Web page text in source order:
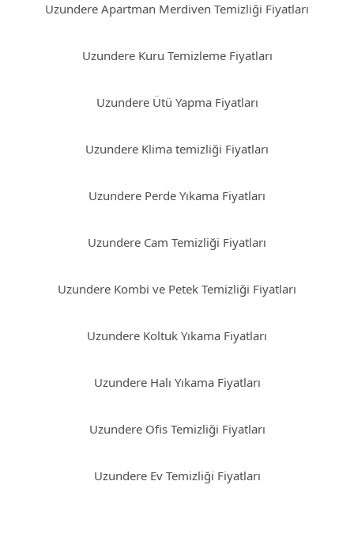
Uzundere Apartman Merdiven Temizliği Fiyatları
Uzundere Kuru Temizleme Fiyatları
Uzundere Ütü Yapma Fiyatları
Uzundere Klima temizliği Fiyatları
Uzundere Perde Yıkama Fiyatları
Uzundere Cam Temizliği Fiyatları
Uzundere Kombi ve Petek Temizliği Fiyatları
Uzundere Koltuk Yıkama Fiyatları
Uzundere Halı Yıkama Fiyatları
Uzundere Ofis Temizliği Fiyatları
Uzundere Ev Temizliği Fiyatları